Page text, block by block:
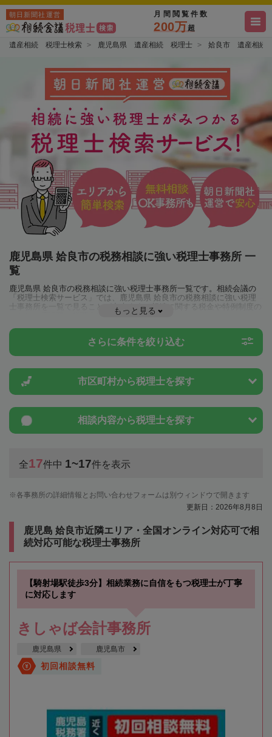
朝日新聞社運営 月間閲覧件数
200万超
遺産相続 税理士検索 鹿児島県 遺産相続 税理士 姶良市 遺産相続
鹿児島県 姶良市の税務相談に強い税理士事務所 一
覧
鹿児島県 姶良市の税務相談に強い税理士事務所一覧です。相続会議の
「税理士検索サービス」では、鹿児島県 姶良市の税務相談に強い税理
士事務所を一覧で見ることが出来ます。相続に関する税金や特例制度の
ことは一度近隣の税理士に相談してみましょう。
もっと見る
さらに条件を絞り込む
市区町村から税理士を探す
相談内容から税理士を探す
全17件中 1~17件を表示
各事務所の詳細情報とお問い合わせフォームは別ウィンドウで開きます
更新日：2026年8月8日
鹿児島 姶良市近隣エリア・全国オンライン対応可で相
続対応可能な税理士事務所
【騎射場駅徒歩3分】相続業務に自信をもつ税理士が丁寧
に対応します
きしゃば会計事務所
鹿児島県 鹿児島市
初回相談無料